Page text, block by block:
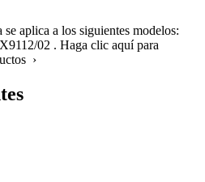
aplica a los siguientes modelos:
02 . Haga clic aquí para
›